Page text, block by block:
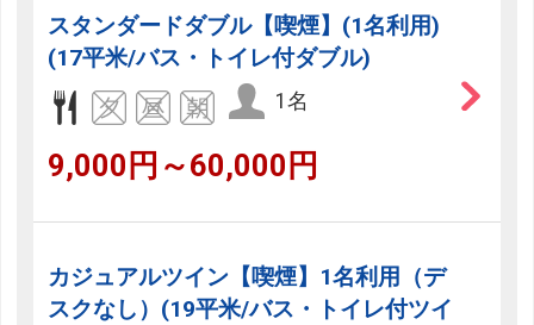
スタンダードダブル【喫煙】(1名利用)
(17平米/バス・トイレ付ダブル)
1名
9,000円～60,000円
カジュアルツイン【喫煙】1名利用（デ
スクなし）(19平米/バス・トイレ付ツイ